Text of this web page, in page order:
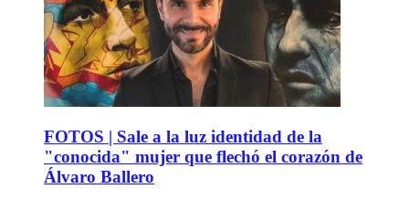
FOTOS | Sale a la luz identidad de la
"conocida" mujer que flechó el corazón de
Álvaro Ballero